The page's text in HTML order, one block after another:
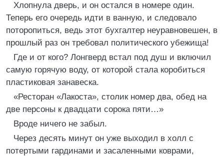
Хлопнула дверь, и он остался в номере один.
Теперь его очередь идти в ванную, и следовало
поторопиться, ведь этот бухгалтер неуравновешен, в
прошлый раз он требовал политического убежища!
Где и от кого? Лонгверд встал под душ и включил
самую горячую воду, от которой стала коробиться
пластиковая занавеска.
«Ресторан «Лакоста», столик номер два, обед на
две персоны к двадцати сорока пяти…»
Вроде ничего не забыл.
Через десять минут он уже выходил в холл с
потертыми гардинами и засаленными коврами,